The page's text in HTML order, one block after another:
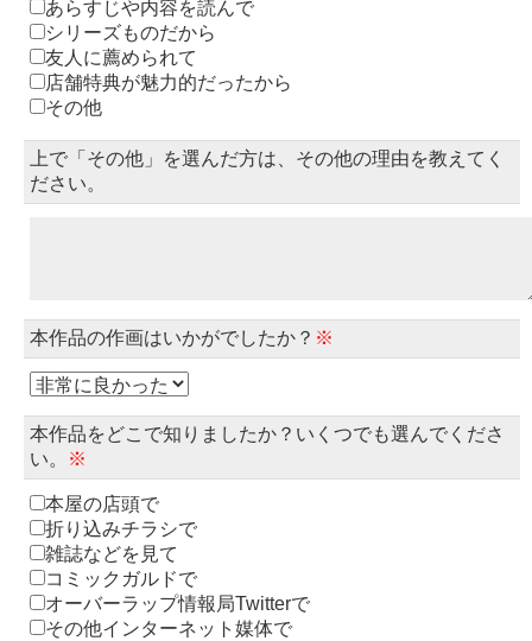
あらすじや内容を読んで
シリーズものだから
友人に薦められて
店舗特典が魅力的だったから
その他
上で「その他」を選んだ方は、その他の理由を教えてく
ださい。
本作品の作画はいかがでしたか？ ※
本作品をどこで知りましたか？いくつでも選んでくださ
い。
※
本屋の店頭で
折り込みチラシで
雑誌などを見て
コミックガルドで
オーバーラップ情報局Twitterで
その他インターネット媒体で